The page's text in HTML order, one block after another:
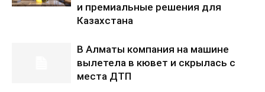
и премиальные решения для
Казахстана
В Алматы компания на машине
вылетела в кювет и скрылась с
места ДТП